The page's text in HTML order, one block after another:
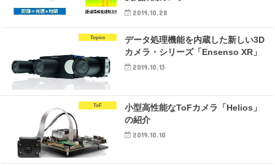
2019.10.28
Topics
データ処理機能を内蔵した新しい3D
カメラ・シリーズ「Ensenso XR」
2019.10.13
ToF
小型高性能なToFカメラ「Helios」
の紹介
2019.10.10